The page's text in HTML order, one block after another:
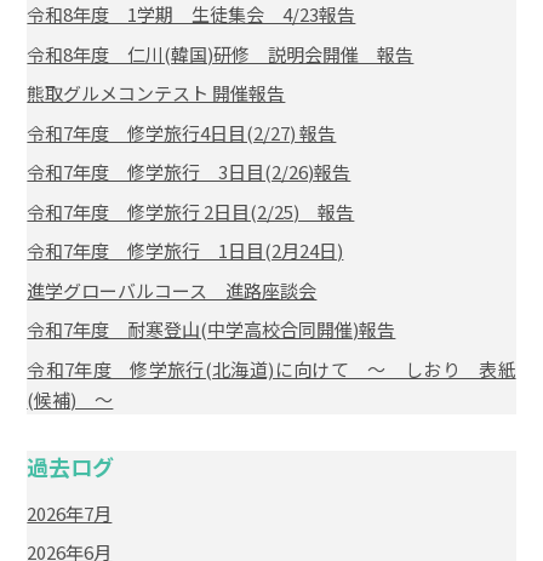
令和8年度 1学期 生徒集会 4/23報告
令和8年度 仁川(韓国)研修 説明会開催 報告
熊取グルメコンテスト 開催報告
令和7年度 修学旅行4日目(2/27) 報告
令和7年度 修学旅行 3日目(2/26)報告
令和7年度 修学旅行 2日目(2/25) 報告
令和7年度 修学旅行 1日目(2月24日)
進学グローバルコース 進路座談会
令和7年度 耐寒登山(中学高校合同開催)報告
令和7年度 修学旅行(北海道)に向けて ～ しおり 表紙
(候補) ～
過去ログ
2026年7月
2026年6月